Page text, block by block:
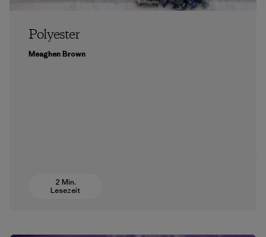
Polyester
Meaghen Brown
2 Min.
Lesezeit